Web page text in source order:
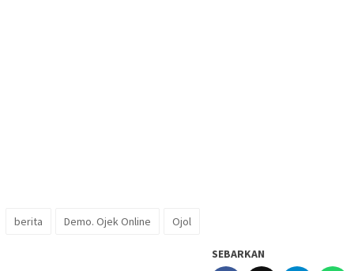
berita Demo. Ojek Online Ojol
SEBARKAN